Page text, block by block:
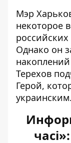
Мэр
некоторое
российских
Однако он
Терехов
Герой,
украинским.